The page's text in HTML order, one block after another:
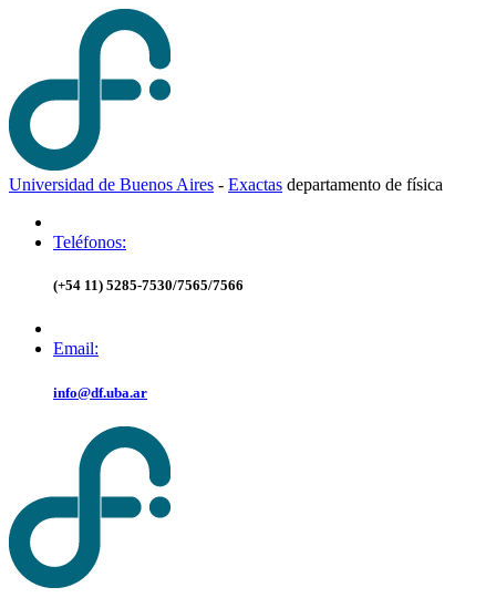
Universidad de Buenos Aires - Exactas departamento de física
Teléfonos:
(+54 11) 5285-7530/7565/7566
Email:
info@df.uba.ar